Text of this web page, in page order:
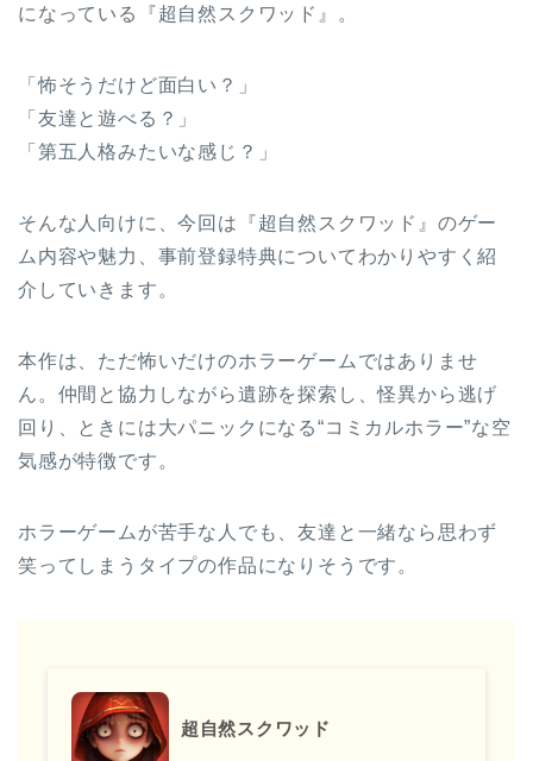
になっている『超自然スクワッド』。
「怖そうだけど面白い？」
「友達と遊べる？」
「第五人格みたいな感じ？」
そんな人向けに、今回は『超自然スクワッド』のゲー
ム内容や魅力、事前登録特典についてわかりやすく紹
介していきます。
本作は、ただ怖いだけのホラーゲームではありませ
ん。仲間と協力しながら遺跡を探索し、怪異から逃げ
回り、ときには大パニックになる“コミカルホラー”な空
気感が特徴です。
ホラーゲームが苦手な人でも、友達と一緒なら思わず
笑ってしまうタイプの作品になりそうです。
超自然スクワッド